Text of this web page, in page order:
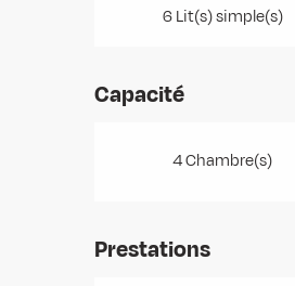
6 Lit(s) simple(s)
Capacité
4 Chambre(s)
Prestations